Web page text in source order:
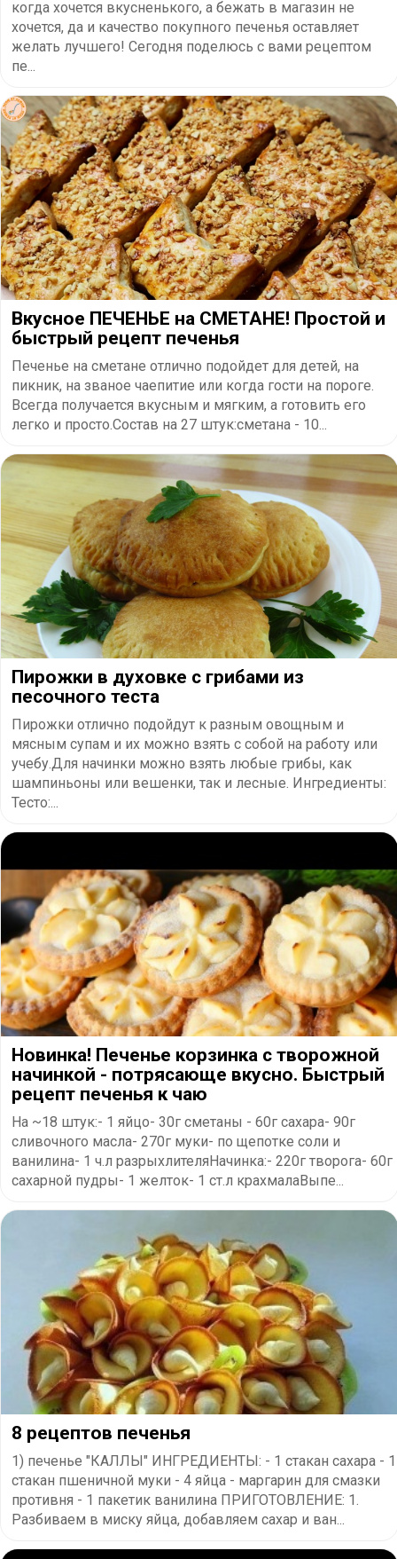
когда хочется вкусненького, а бежать в магазин не
хочется, да и качество покупного печенья оставляет
желать лучшего! Сегодня поделюсь с вами рецептом
пе...
Вкусное ПЕЧЕНЬЕ на СМЕТАНЕ! Простой и
быстрый рецепт печенья
Печенье на сметане отлично подойдет для детей, на
пикник, на званое чаепитие или когда гости на пороге.
Всегда получается вкусным и мягким, а готовить его
легко и просто.Состав на 27 штук:сметана - 10...
Пирожки в духовке с грибами из
песочного теста
Пирожки отлично подойдут к разным овощным и
мясным супам и их можно взять с собой на работу или
учебу.Для начинки можно взять любые грибы, как
шампиньоны или вешенки, так и лесные. Ингредиенты:
Тесто:...
Новинка! Печенье корзинка с творожной
начинкой - потрясающе вкусно. Быстрый
рецепт печенья к чаю
На ~18 штук:- 1 яйцо- 30г сметаны - 60г сахара- 90г
сливочного масла- 270г муки- по щепотке соли и
ванилина- 1 ч.л разрыхлителяНачинка:- 220г творога- 60г
сахарной пудры- 1 желток- 1 ст.л крахмалаВыпе...
8 рецептов печенья
1) печенье "КАЛЛЫ" ИНГРЕДИЕНТЫ: - 1 стакан сахара - 1
стакан пшеничной муки - 4 яйца - маргарин для смазки
противня - 1 пакетик ванилина ПРИГОТОВЛЕНИЕ: 1.
Разбиваем в миску яйца, добавляем сахар и ван...